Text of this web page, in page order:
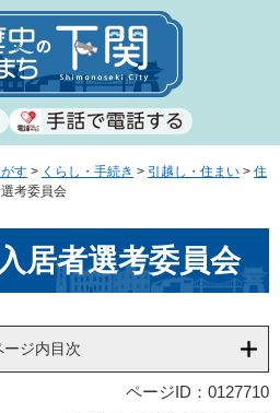
す > くらし・手続き > 引越し・住まい > 住
考委員会
居者選考委員会
ージ内目次
ページID：0127710